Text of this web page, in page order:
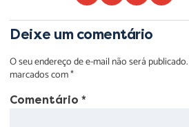
Deixe um comentário
O seu endereço de e-mail não será publicado.
marcados com*
Comentário *